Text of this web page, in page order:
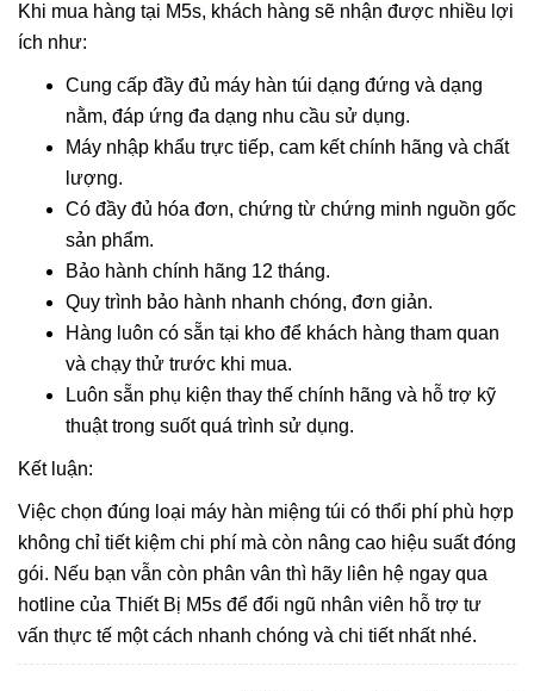
Khi mua hàng tại M5s, khách hàng sẽ nhận được nhiều lợi
ích như:
Cung cấp đầy đủ máy hàn túi dạng đứng và dạng
nằm, đáp ứng đa dạng nhu cầu sử dụng.
Máy nhập khẩu trực tiếp, cam kết chính hãng và chất
lượng.
Có đầy đủ hóa đơn, chứng từ chứng minh nguồn gốc
sản phẩm.
Bảo hành chính hãng 12 tháng.
Quy trình bảo hành nhanh chóng, đơn giản.
Hàng luôn có sẵn tại kho để khách hàng tham quan
và chạy thử trước khi mua.
Luôn sẵn phụ kiện thay thế chính hãng và hỗ trợ kỹ
thuật trong suốt quá trình sử dụng.
Kết luận:
Việc chọn đúng loại máy hàn miệng túi có thổi phí phù hợp
không chỉ tiết kiệm chi phí mà còn nâng cao hiệu suất đóng
gói. Nếu bạn vẫn còn phân vân thì hãy liên hệ ngay qua
hotline của Thiết Bị M5s để đổi ngũ nhân viên hỗ trợ tư
vấn thực tế một cách nhanh chóng và chi tiết nhất nhé.